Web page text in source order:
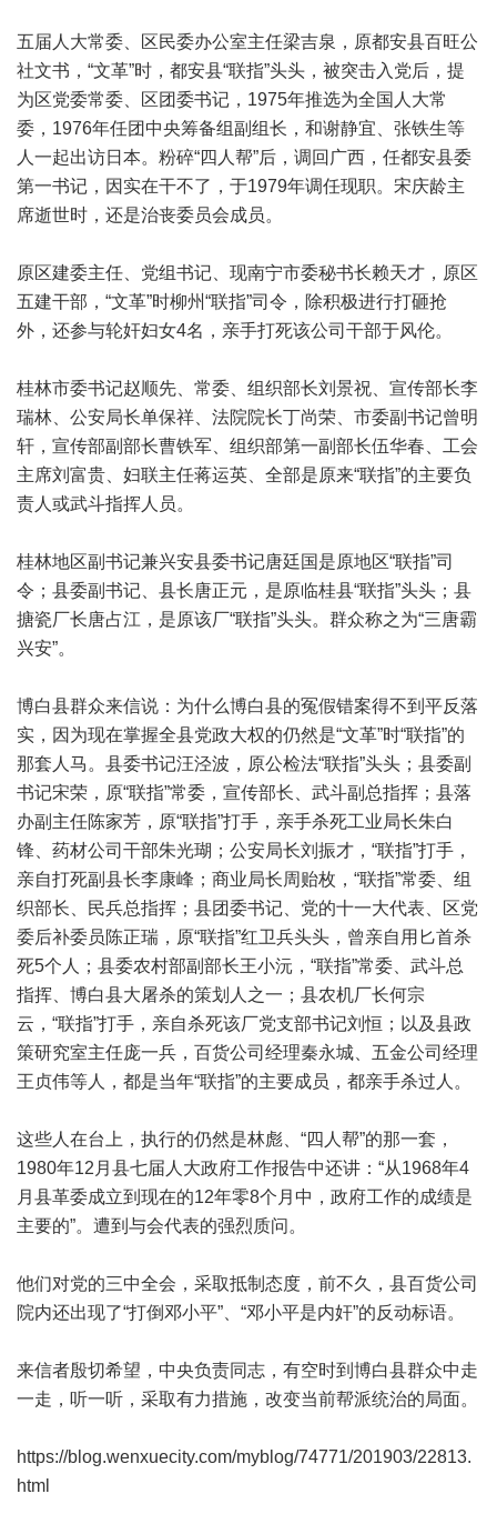
五届人大常委、区民委办公室主任梁吉泉，原都安县百旺公
社文书，“文革”时，都安县“联指”头头，被突击入党后，提
为区党委常委、区团委书记，1975年推选为全国人大常
委，1976年任团中央筹备组副组长，和谢静宜、张铁生等
人一起出访日本。粉碎“四人帮”后，调回广西，任都安县委
第一书记，因实在干不了，于1979年调任现职。宋庆龄主
席逝世时，还是治丧委员会成员。
原区建委主任、党组书记、现南宁市委秘书长赖天才，原区
五建干部，“文革”时柳州“联指”司令，除积极进行打砸抢
外，还参与轮奸妇女4名，亲手打死该公司干部于风伦。
桂林市委书记赵顺先、常委、组织部长刘景祝、宣传部长李
瑞林、公安局长单保祥、法院院长丁尚荣、市委副书记曾明
轩，宣传部副部长曹铁军、组织部第一副部长伍华春、工会
主席刘富贵、妇联主任蒋运英、全部是原来“联指”的主要负
责人或武斗指挥人员。
桂林地区副书记兼兴安县委书记唐廷国是原地区“联指”司
令；县委副书记、县长唐正元，是原临桂县“联指”头头；县
搪瓷厂长唐占江，是原该厂“联指”头头。群众称之为“三唐霸
兴安”。
博白县群众来信说：为什么博白县的冤假错案得不到平反落
实，因为现在掌握全县党政大权的仍然是“文革”时“联指”的
那套人马。县委书记汪泾波，原公检法“联指”头头；县委副
书记宋荣，原“联指”常委，宣传部长、武斗副总指挥；县落
办副主任陈家芳，原“联指”打手，亲手杀死工业局长朱白
锋、药材公司干部朱光瑚；公安局长刘振才，“联指”打手，
亲自打死副县长李康峰；商业局长周贻枚，“联指”常委、组
织部长、民兵总指挥；县团委书记、党的十一大代表、区党
委后补委员陈正瑞，原“联指”红卫兵头头，曾亲自用匕首杀
死5个人；县委农村部副部长王小沅，“联指”常委、武斗总
指挥、博白县大屠杀的策划人之一；县农机厂长何宗
云，“联指”打手，亲自杀死该厂党支部书记刘恒；以及县政
策研究室主任庞一兵，百货公司经理秦永城、五金公司经理
王贞伟等人，都是当年“联指”的主要成员，都亲手杀过人。
这些人在台上，执行的仍然是林彪、“四人帮”的那一套，
1980年12月县七届人大政府工作报告中还讲：“从1968年4
月县革委成立到现在的12年零8个月中，政府工作的成绩是
主要的”。遭到与会代表的强烈质问。
他们对党的三中全会，采取抵制态度，前不久，县百货公司
院内还出现了“打倒邓小平”、“邓小平是内奸”的反动标语。
来信者殷切希望，中央负责同志，有空时到博白县群众中走
一走，听一听，采取有力措施，改变当前帮派统治的局面。
https://blog.wenxuecity.com/myblog/74771/201903/22813.
html